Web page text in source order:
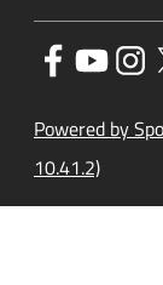
Powered by
10.41.2)